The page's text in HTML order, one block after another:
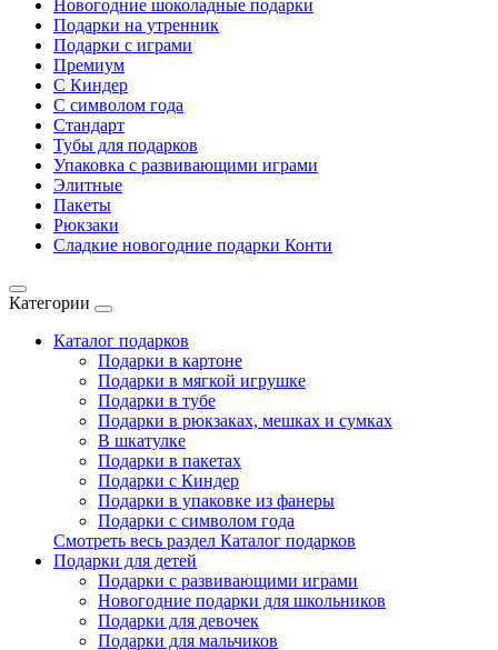
Новогодние шоколадные подарки
Подарки на утренник
Подарки с играми
Премиум
С Киндер
С символом года
Стандарт
Тубы для подарков
Упаковка с развивающими играми
Элитные
Пакеты
Рюкзаки
Сладкие новогодние подарки Конти
Категории
Каталог подарков
Подарки в картоне
Подарки в мягкой игрушке
Подарки в тубе
Подарки в рюкзаках, мешках и сумках
В шкатулке
Подарки в пакетах
Подарки с Киндер
Подарки в упаковке из фанеры
Подарки с символом года
Смотреть весь раздел Каталог подарков
Подарки для детей
Подарки с развивающими играми
Новогодние подарки для школьников
Подарки для девочек
Подарки для мальчиков